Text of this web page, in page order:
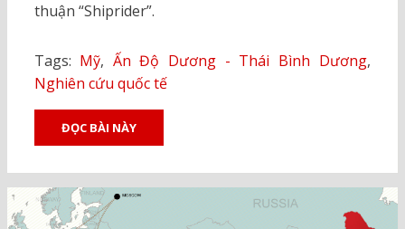
thuận “Shiprider”.
Tags: Mỹ, Ấn Độ Dương - Thái Bình Dương,
Nghiên cứu quốc tế
ĐỌC BÀI NÀY